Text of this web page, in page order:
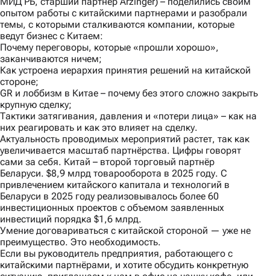
опытом работы с китайскими партнерами и разобрали
темы, с которыми сталкиваются компании, которые
ведут бизнес с Китаем:
Почему переговоры, которые «прошли хорошо»,
заканчиваются ничем;
Как устроена иерархия принятия решений на китайской
стороне;
GR и лоббизм в Китае – почему без этого сложно закрыть
крупную сделку;
Тактики затягивания, давления и «потери лица» – как на
них реагировать и как это влияет на сделку.
Актуальность проводимых мероприятий растет, так как
увеличивается масштаб партнёрства. Цифры говорят
сами за себя. Китай – второй торговый партнёр
Беларуси. $8,9 млрд товарооборота в 2025 году. С
привлечением китайского капитала и технологий в
Беларуси в 2025 году реализовывалось более 60
инвестиционных проектов с объемом заявленных
инвестиций порядка $1,6 млрд.
Умение договариваться с китайской стороной — уже не
преимущество. Это необходимость.
Если вы руководитель предприятия, работающего с
китайскими партнёрами, и хотите обсудить конкретную